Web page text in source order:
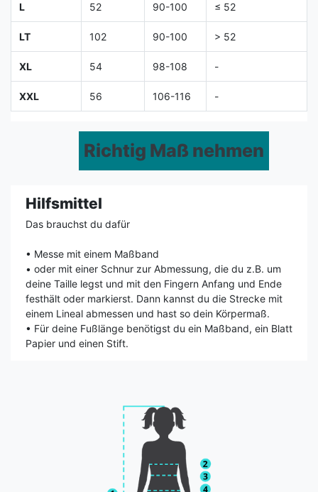
L 52 90-100 ≤ 52
LT 102 90-100 > 52
XL 54 98-108 -
XXL 56 106-116 -
Richtig Maß nehmen
Hilfsmittel
Das brauchst du dafür
• Messe mit einem Maßband
• oder mit einer Schnur zur Abmessung, die du z.B. um
deine Taille legst und mit den Fingern Anfang und Ende
festhält oder markierst. Dann kannst du die Strecke mit
einem Lineal abmessen und hast so dein Körpermaß.
• Für deine Fußlänge benötigst du ein Maßband, ein Blatt
Papier und einen Stift.